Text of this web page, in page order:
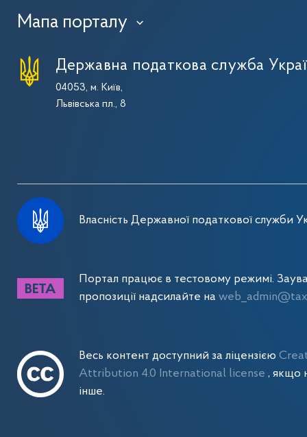
Мапа порталу ›
Державна податкова служба
04053, м. Київ,
Львівська пл., 8
Власність Державної податкової служби
Портал працює в тестовому режимі.
пропозиції надсилайте на
Весь контент доступний за ліцензією
Attribution 4.0 International license , якщо
інше.